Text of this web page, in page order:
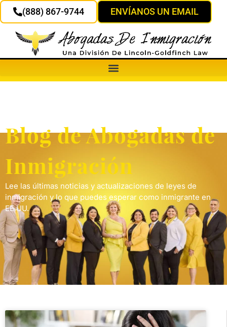
(888) 867-9744 ENVÍANOS UN EMAIL
Blog de Abogadas de
Inmigración
Lee las últimas noticias y actualizaciones de leyes de
inmigración y lo que puedes esperar como inmigrante en
EE.UU.